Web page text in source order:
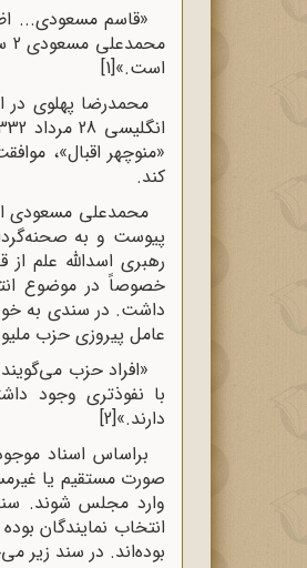
«قاسم مسعودی...
است.»[1]
محمدرضا پهلوی
«منوچهر اقبال»،
کند.
محمدعلی مسعودی
پیوست و به
رهبری اسدالله علم
خصوصاً در موضوع
داشت. در سندی به
عامل پیروزی حزب
«افراد حزب
با نفوذتری وجود
دارند.»[2]
براساس اسناد
صورت مستقیم یا
وارد مجلس شوند.
انتخاب نمایندگان
بوده‌اند. در سند زیر